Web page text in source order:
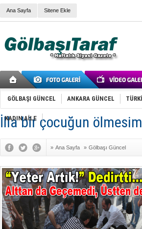
Ana Sayfa Sitene Ekle
GÖLBAŞI GÜNCEL ANKARA GÜNCEL
KADIN AİLE
İlla bir çocuğun
» Ana Sayfa » Gölbaşı Güncel